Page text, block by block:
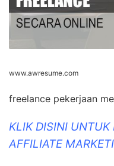
www.awresume.com
freelance pekerjaan
KLIK DISINI
AFFILIATE